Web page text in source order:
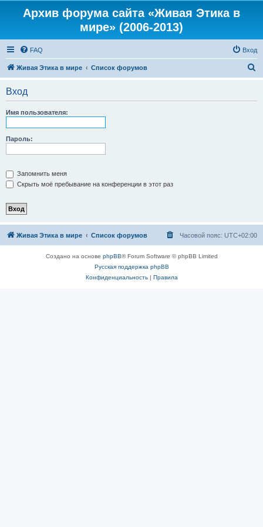
Архив форума сайта «Живая Этика в
мире» (2006-2013)
FAQ Вход
Живая Этика в мире Список форумов
Вход
Имя пользователя:
Пароль:
Запомнить меня
Скрыть моё пребывание на конференции в этот раз
Живая Этика в мире Список форумов Часовой пояс: UTC+02:00
Создано на основе phpBB® Forum Software © phpBB Limited
Русская поддержка phpBB
Конфиденциальность| Правила